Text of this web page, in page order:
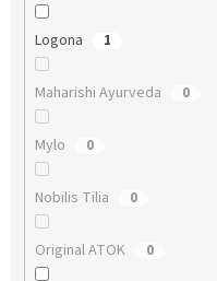
Logona 1
Maharishi Ayurveda 0
Mylo 0
Nobilis Tilia 0
Original ATOK 0